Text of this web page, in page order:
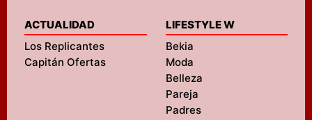
ACTUALIDAD
Los Replicantes
Capitán Ofertas
LIFESTYLE W
Bekia
Moda
Belleza
Pareja
Padres